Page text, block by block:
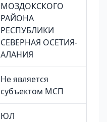
МОЗДОКСКОГО
РАЙОНА
РЕСПУБЛИКИ
СЕВЕРНАЯ ОСЕТИЯ-
АЛАНИЯ
Не является
субъектом МСП
ЮЛ